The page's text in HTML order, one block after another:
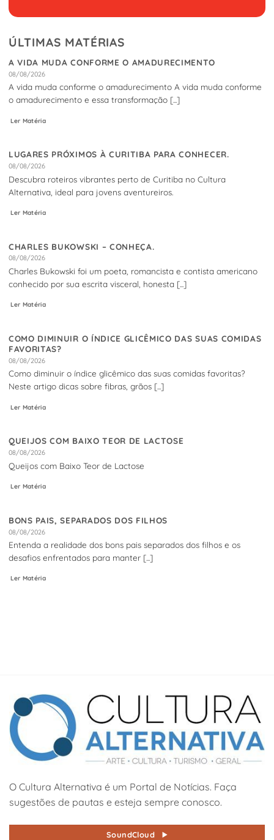
ÚLTIMAS MATÉRIAS
A VIDA MUDA CONFORME O AMADURECIMENTO
08/08/2026
A vida muda conforme o amadurecimento A vida muda conforme
o amadurecimento e essa transformação [...]
Ler Matéria
LUGARES PRÓXIMOS À CURITIBA PARA CONHECER.
08/08/2026
Descubra roteiros vibrantes perto de Curitiba no Cultura
Alternativa, ideal para jovens aventureiros.
Ler Matéria
CHARLES BUKOWSKI – CONHEÇA.
08/08/2026
Charles Bukowski foi um poeta, romancista e contista americano
conhecido por sua escrita visceral, honesta [...]
Ler Matéria
COMO DIMINUIR O ÍNDICE GLICÊMICO DAS SUAS COMIDAS
FAVORITAS?
08/08/2026
Como diminuir o índice glicêmico das suas comidas favoritas?
Neste artigo dicas sobre fibras, grãos [...]
Ler Matéria
QUEIJOS COM BAIXO TEOR DE LACTOSE
08/08/2026
Queijos com Baixo Teor de Lactose
Ler Matéria
BONS PAIS, SEPARADOS DOS FILHOS
08/08/2026
Entenda a realidade dos bons pais separados dos filhos e os
desafios enfrentados para manter [...]
Ler Matéria
O Cultura Alternativa é um Portal de Notícias. Faça
sugestões de pautas e esteja sempre conosco.
SoundCloud